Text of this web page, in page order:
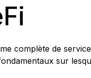
complète de
sur